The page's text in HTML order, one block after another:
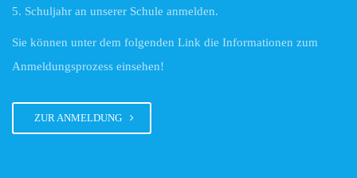
5. Schuljahr an unserer Schule anmelden.
Sie können unter dem folgenden Link die Informationen zum
Anmeldungsprozess einsehen!
ZUR ANMELDUNG